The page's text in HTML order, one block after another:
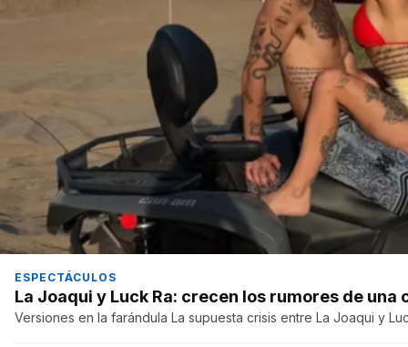
ESPECTÁCULOS
La Joaqui y Luck Ra: crecen los rumores de una
Versiones en la farándula La supuesta crisis entre La Joaqui y